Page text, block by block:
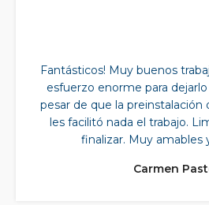
Fantásticos! Muy buenos
esfuerzo enorme para
pesar de que la preinstalación
les facilitó nada el trabajo.
finalizar. Muy amables
Carmen